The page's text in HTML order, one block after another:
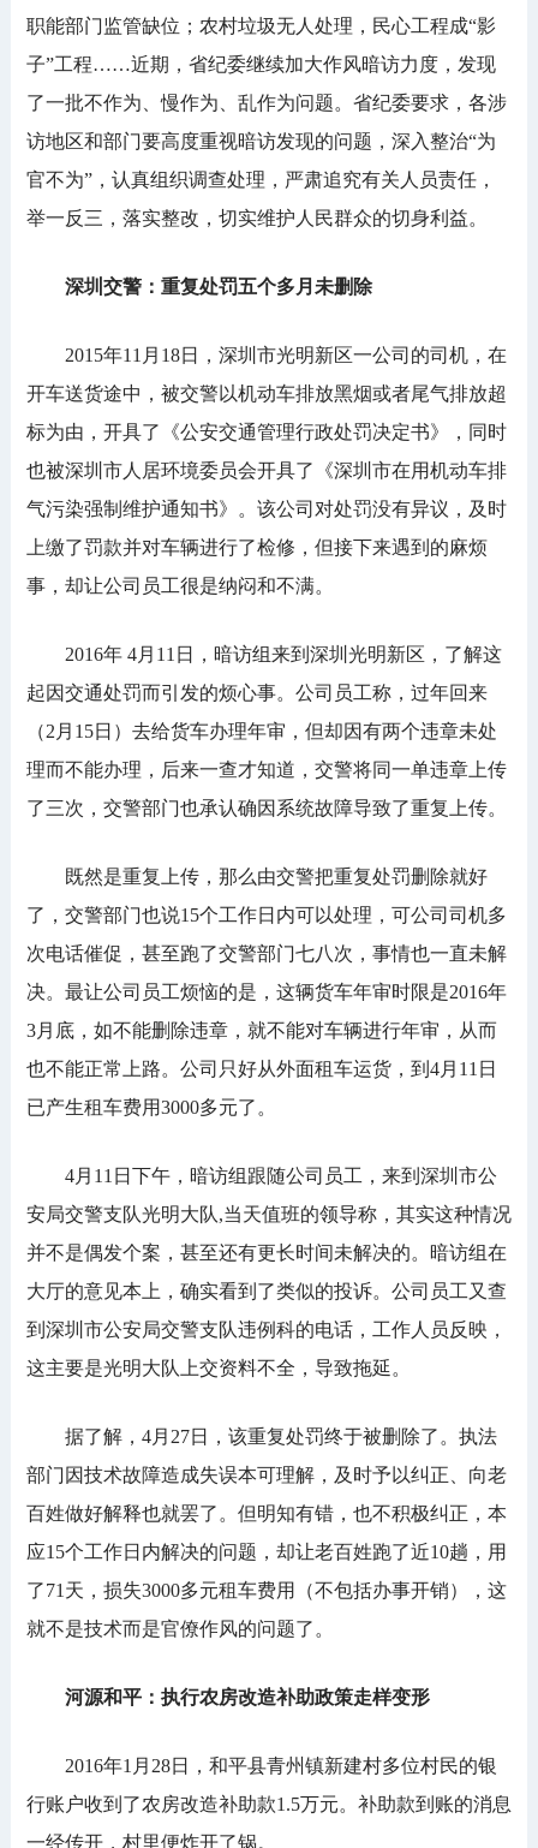
职能部门监管缺位；农村垃圾无人处理，民心工程成“影
子”工程……近期，省纪委继续加大作风暗访力度，发现
了一批不作为、慢作为、乱作为问题。省纪委要求，各涉
访地区和部门要高度重视暗访发现的问题，深入整治“为
官不为”，认真组织调查处理，严肃追究有关人员责任，
举一反三，落实整改，切实维护人民群众的切身利益。
深圳交警：重复处罚五个多月未删除
2015年11月18日，深圳市光明新区一公司的司机，在
开车送货途中，被交警以机动车排放黑烟或者尾气排放超
标为由，开具了《公安交通管理行政处罚决定书》，同时
也被深圳市人居环境委员会开具了《深圳市在用机动车排
气污染强制维护通知书》。该公司对处罚没有异议，及时
上缴了罚款并对车辆进行了检修，但接下来遇到的麻烦
事，却让公司员工很是纳闷和不满。
2016年 4月11日，暗访组来到深圳光明新区，了解这
起因交通处罚而引发的烦心事。公司员工称，过年回来
（2月15日）去给货车办理年审，但却因有两个违章未处
理而不能办理，后来一查才知道，交警将同一单违章上传
了三次，交警部门也承认确因系统故障导致了重复上传。
既然是重复上传，那么由交警把重复处罚删除就好
了，交警部门也说15个工作日内可以处理，可公司司机多
次电话催促，甚至跑了交警部门七八次，事情也一直未解
决。最让公司员工烦恼的是，这辆货车年审时限是2016年
3月底，如不能删除违章，就不能对车辆进行年审，从而
也不能正常上路。公司只好从外面租车运货，到4月11日
已产生租车费用3000多元了。
4月11日下午，暗访组跟随公司员工，来到深圳市公
安局交警支队光明大队,当天值班的领导称，其实这种情况
并不是偶发个案，甚至还有更长时间未解决的。暗访组在
大厅的意见本上，确实看到了类似的投诉。公司员工又查
到深圳市公安局交警支队违例科的电话，工作人员反映，
这主要是光明大队上交资料不全，导致拖延。
据了解，4月27日，该重复处罚终于被删除了。执法
部门因技术故障造成失误本可理解，及时予以纠正、向老
百姓做好解释也就罢了。但明知有错，也不积极纠正，本
应15个工作日内解决的问题，却让老百姓跑了近10趟，用
了71天，损失3000多元租车费用（不包括办事开销），这
就不是技术而是官僚作风的问题了。
河源和平：执行农房改造补助政策走样变形
2016年1月28日，和平县青州镇新建村多位村民的银
行账户收到了农房改造补助款1.5万元。补助款到账的消息
一经传开，村里便炸开了锅。